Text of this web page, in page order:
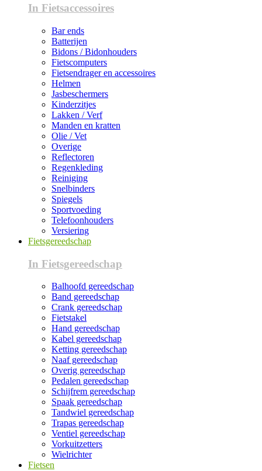
In Fietsaccessoires
Bar ends
Batterijen
Bidons / Bidonhouders
Fietscomputers
Fietsendrager en accessoires
Helmen
Jasbeschermers
Kinderzitjes
Lakken / Verf
Manden en kratten
Olie / Vet
Overige
Reflectoren
Regenkleding
Reiniging
Snelbinders
Spiegels
Sportvoeding
Telefoonhouders
Versiering
Fietsgereedschap
In Fietsgereedschap
Balhoofd gereedschap
Band gereedschap
Crank gereedschap
Fietstakel
Hand gereedschap
Kabel gereedschap
Ketting gereedschap
Naaf gereedschap
Overig gereedschap
Pedalen gereedschap
Schijfrem gereedschap
Spaak gereedschap
Tandwiel gereedschap
Trapas gereedschap
Ventiel gereedschap
Vorkuitzetters
Wielrichter
Fietsen